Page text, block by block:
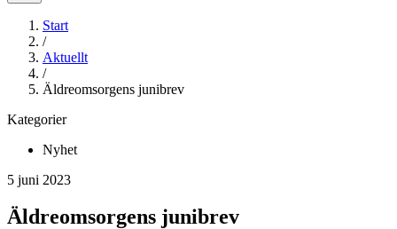
Start
/
Aktuellt
/
Äldreomsorgens junibrev
Kategorier
Nyhet
5 juni 2023
Äldreomsorgens junibrev